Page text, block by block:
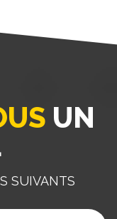
UN
SUIVANTS